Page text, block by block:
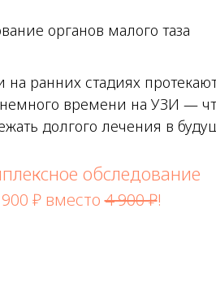
органов малого таза
на ранних стадиях
времени на УЗИ —
долгого лечения в
обследование
900 ₽ вместо4 900 ₽!